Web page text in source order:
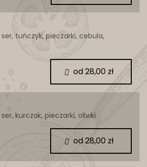
tuńczyk, pieczarki, cebula,
kurczak, pieczarki, oliwki